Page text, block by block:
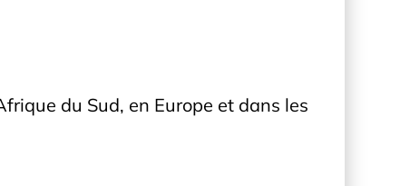
du Sud, en Europe et dans les